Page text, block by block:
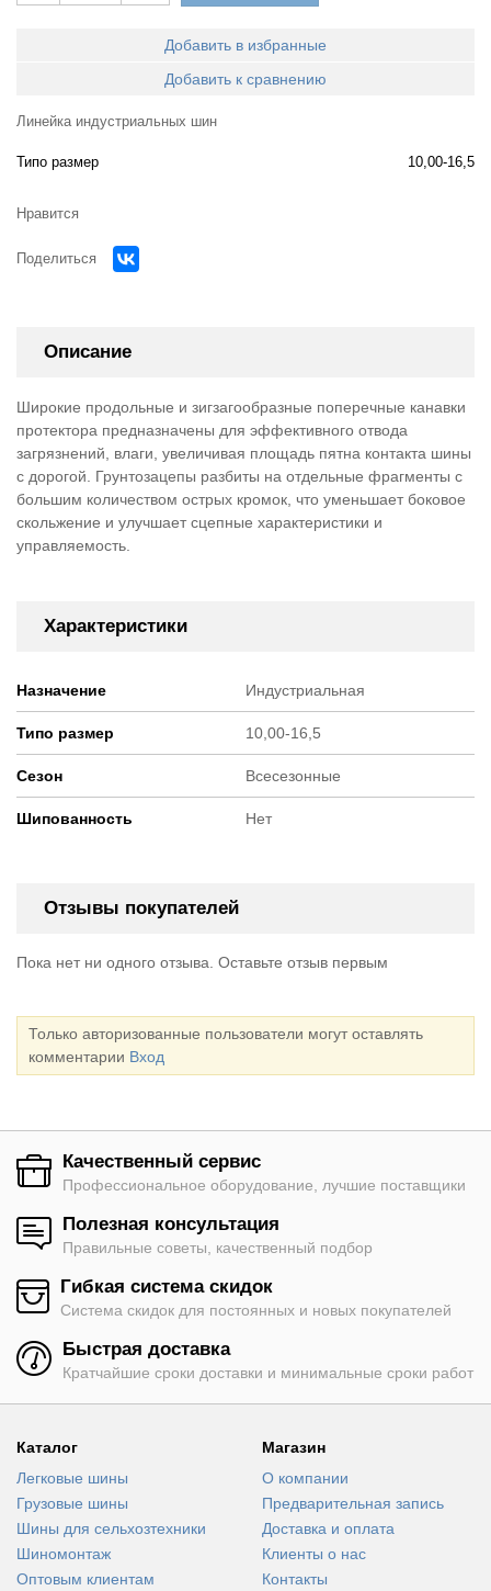
Добавить в избранные
Добавить к сравнению
Линейка индустриальных шин
Типо размер 10,00-16,5
Нравится
Поделиться
Описание
Широкие продольные и зигзагообразные поперечные канавки
протектора предназначены для эффективного отвода
загрязнений, влаги, увеличивая площадь пятна контакта шины
с дорогой. Грунтозацепы разбиты на отдельные фрагменты с
большим количеством острых кромок, что уменьшает боковое
скольжение и улучшает сцепные характеристики и
управляемость.
Характеристики
Назначение Индустриальная
Типо размер 10,00-16,5
Сезон Всесезонные
Шипованность Нет
Отзывы покупателей
Пока нет ни одного отзыва. Оставьте отзыв первым
Только авторизованные пользователи могут оставлять
комментарии Вход
Качественный сервис
Профессиональное оборудование, лучшие поставщики
Полезная консультация
Правильные советы, качественный подбор
Гибкая система скидок
Система скидок для постоянных и новых покупателей
Быстрая доставка
Кратчайшие сроки доставки и минимальные сроки работ
Каталог
Легковые шины
Грузовые шины
Шины для сельхозтехники
Шиномонтаж
Оптовым клиентам
Магазин
О компании
Предварительная запись
Доставка и оплата
Клиенты о нас
Контакты